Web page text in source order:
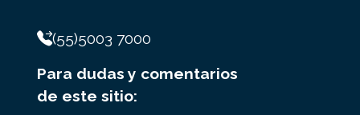
(55)5003 7000
Para dudas y comentarios
de este sitio: